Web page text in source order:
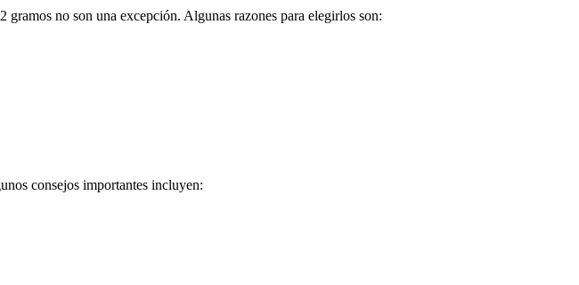
no son una excepción. Algunas razones para elegirlos son:
consejos importantes incluyen: